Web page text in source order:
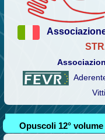
Opuscoli 12°